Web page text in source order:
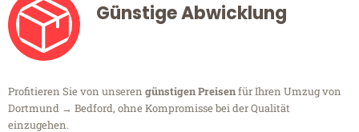
Günstige Abwicklung
Profitieren Sie von unseren günstigen Preisenfür Ihren Umzug von
Dortmund → Bedford, ohne Kompromisse bei der Qualität
einzugehen.